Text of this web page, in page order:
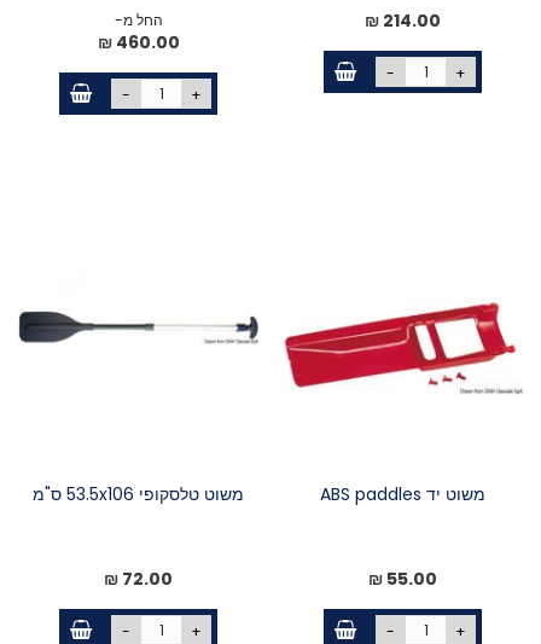
214.00 ₪
- +
החל מ-
460.00 ₪
- +
משוט יד ABS paddles
55.00 ₪
- +
משוט טלסקופי 53.5x106 ס"מ
72.00 ₪
- +